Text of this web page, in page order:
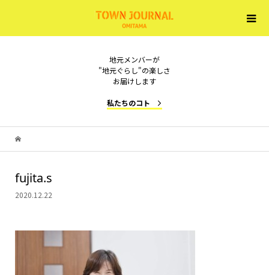
地元メンバーが
"地元ぐらし"の楽しさ
お届けします
私たちのコト
fujita.s
2020.12.22